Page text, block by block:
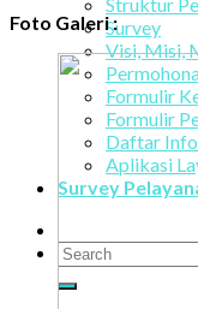
Survey
Visi, Misi,
Formulir
Formulir
Daftar
Aplikasi
Survey
Foto Galeri :